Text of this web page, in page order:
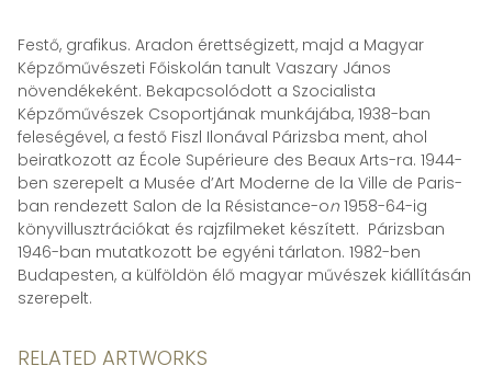
Festő, grafikus. Aradon érettségizett, majd a Magyar
Képzőművészeti Főiskolán tanult Vaszary János
növendékeként. Bekapcsolódott a Szocialista
Képzőművészek Csoportjának munkájába, 1938-ban
feleségével, a festő Fiszl Ilonával Párizsba ment, ahol
beiratkozott az École Supérieure des Beaux Arts-ra. 1944-
ben szerepelt a Musée d’Art Moderne de la Ville de Paris-
ban rendezett Salon de la Résistance-on 1958-64-ig
könyvillusztrációkat és rajzfilmeket készített. Párizsban
1946-ban mutatkozott be egyéni tárlaton. 1982-ben
Budapesten, a külföldön élő magyar művészek kiállításán
szerepelt.
RELATED ARTWORKS